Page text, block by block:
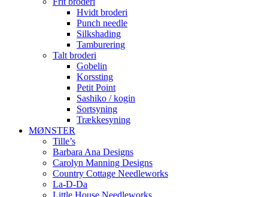
Hvidt broderi
Punch needle
Silkshading
Tamburering
Talt broderi
Gobelin
Korssting
Petit Point
Sashiko / kogin
Sortsyning
Trækkesyning
MØNSTER
Tille’s
Barbara Ana Designs
Carolyn Manning Designs
Country Cottage Needleworks
La-D-Da
Little House Needleworks